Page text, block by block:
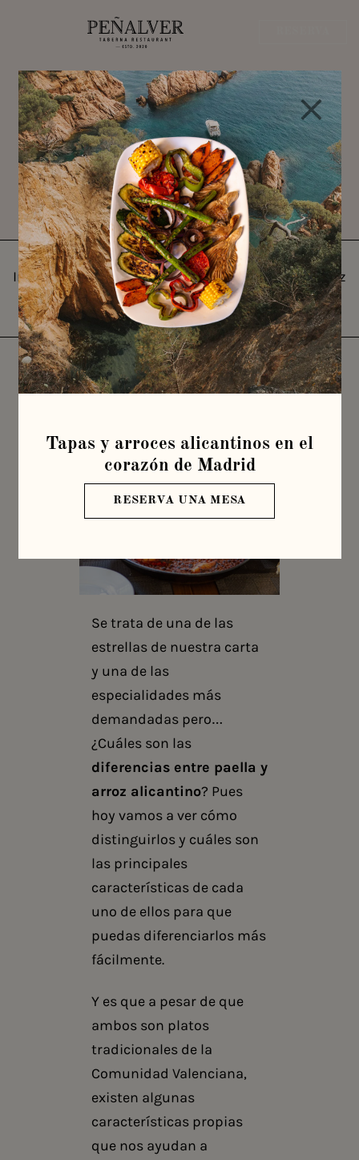
Diferencias entre paella
y arroz alicantino
Inicio-Novedades-Diferencias entre paella y arroz
alicantino
Publicado el 4 de mayo de 2022porlatabernadepenalver
enNovedades
Se trata de una de las
estrellas de nuestra carta
y una de las
especialidades más
demandadas pero…
¿Cuáles son las
diferencias entre paella y
arroz alicantino? Pues
hoy vamos a ver cómo
distinguirlos y cuáles son
las principales
características de cada
uno de ellos para que
puedas diferenciarlos más
fácilmente.
Y es que a pesar de que
ambos son platos
tradicionales de la
Comunidad Valenciana,
existen algunas
características propias
que nos ayudan a
Tapas y arroces alicantinos en el
corazón de Madrid
RESERVA UNA MESA